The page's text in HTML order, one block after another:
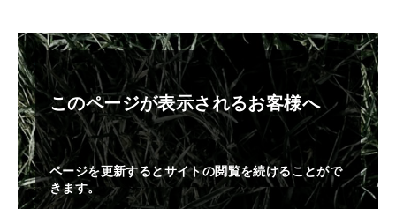
このページが表示されるお客様へ
ページを更新するとサイトの閲覧を続けることがで
きます。